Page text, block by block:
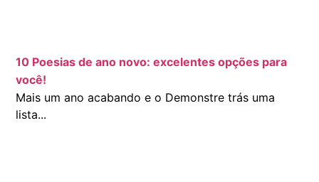
10 Poesias de ano novo: excelentes opções para
você!
Mais um ano acabando e o Demonstre trás uma
lista...